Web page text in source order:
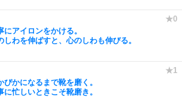
にアイロンをかける。
しわを伸ばすと、心のしわも伸びる。
ぴかになるまで靴を磨く。
に忙しいときこそ靴磨き。